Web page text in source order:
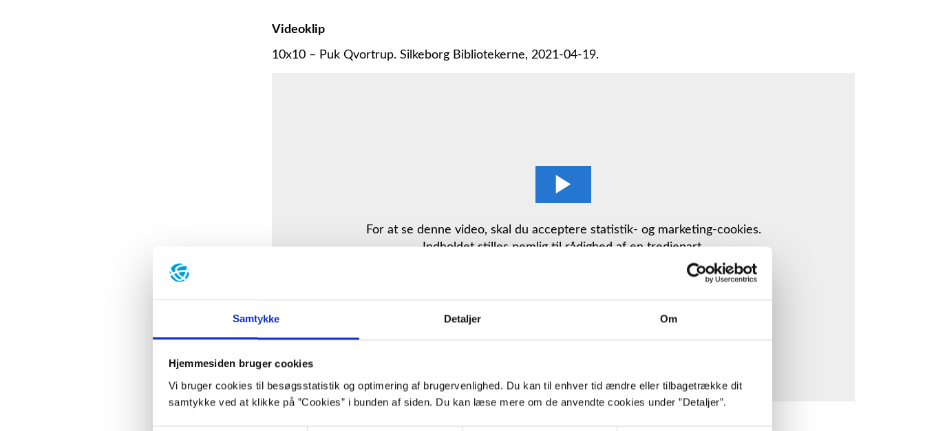
Samtykke Detaljer Om
Hjemmesiden bruger cookies
Vi bruger cookies til besøgsstatistik og optimering af brugervenlighed. Du kan til enhver tid ændre eller tilbagetrække dit
samtykke ved at klikke på ”Cookies” i bunden af siden. Du kan læse mere om de anvendte cookies under ”Detaljer”.
Videoklip
10x10 – Puk Qvortrup. Silkeborg Bibliotekerne, 2021-04-19.
For at se denne video, skal du acceptere statistik- og marketing-cookies.
Indholdet stilles nemlig til rådighed af en tredjepart.
Opdater samtykke